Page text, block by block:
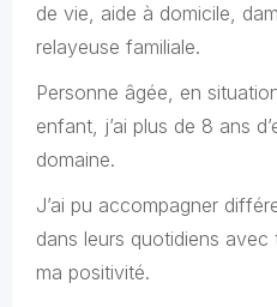
de vie, aide à domicile,
relayeuse familiale.
Personne âgée, en
enfant, j’ai plus de 8 ans
domaine.
J’ai pu accompagner
dans leurs quotidiens
ma positivité.